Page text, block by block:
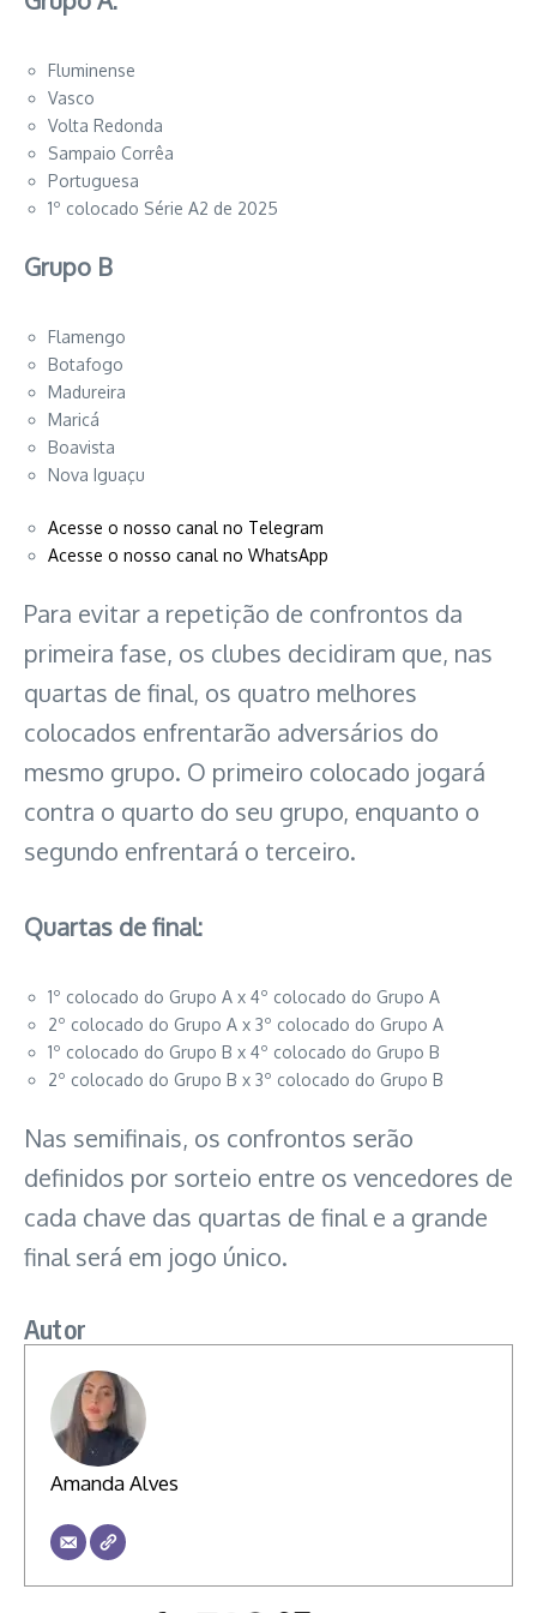
Fluminense
Vasco
Volta Redonda
Sampaio Corrêa
Portuguesa
1º colocado Série A2 de 2025
Grupo B
Flamengo
Botafogo
Madureira
Maricá
Boavista
Nova Iguaçu
Acesse o nosso canal no Telegram
Acesse o nosso canal no WhatsApp
Para evitar a repetição de confrontos da
primeira fase, os clubes decidiram que, nas
quartas de final, os quatro melhores
colocados enfrentarão adversários do
mesmo grupo. O primeiro colocado jogará
contra o quarto do seu grupo, enquanto o
segundo enfrentará o terceiro.
Quartas de final:
1º colocado do Grupo A x 4º colocado do Grupo A
2º colocado do Grupo A x 3º colocado do Grupo A
1º colocado do Grupo B x 4º colocado do Grupo B
2º colocado do Grupo B x 3º colocado do Grupo B
Nas semifinais, os confrontos serão
definidos por sorteio entre os vencedores de
cada chave das quartas de final e a grande
final será em jogo único.
Autor
Amanda Alves